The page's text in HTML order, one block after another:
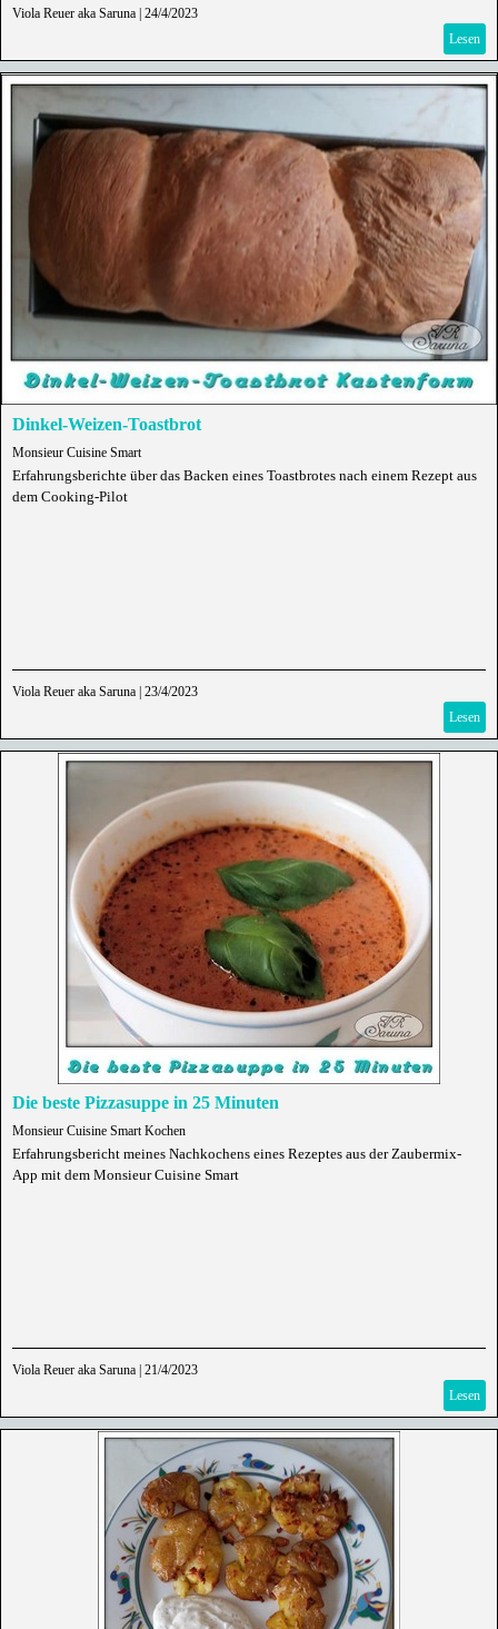
Viola Reuer aka Saruna 24/4/2023
Lesen
Dinkel-Weizen-Toastbrot
Monsieur Cuisine Smart
Erfahrungsberichte über das Backen eines Toastbrotes nach einem Rezept aus
dem Cooking-Pilot
Viola Reuer aka Saruna 23/4/2023
Lesen
Die beste Pizzasuppe in 25 Minuten
Monsieur Cuisine Smart Kochen
Erfahrungsbericht meines Nachkochens eines Rezeptes aus der Zaubermix-
App mit dem Monsieur Cuisine Smart
Viola Reuer aka Saruna 21/4/2023
Lesen